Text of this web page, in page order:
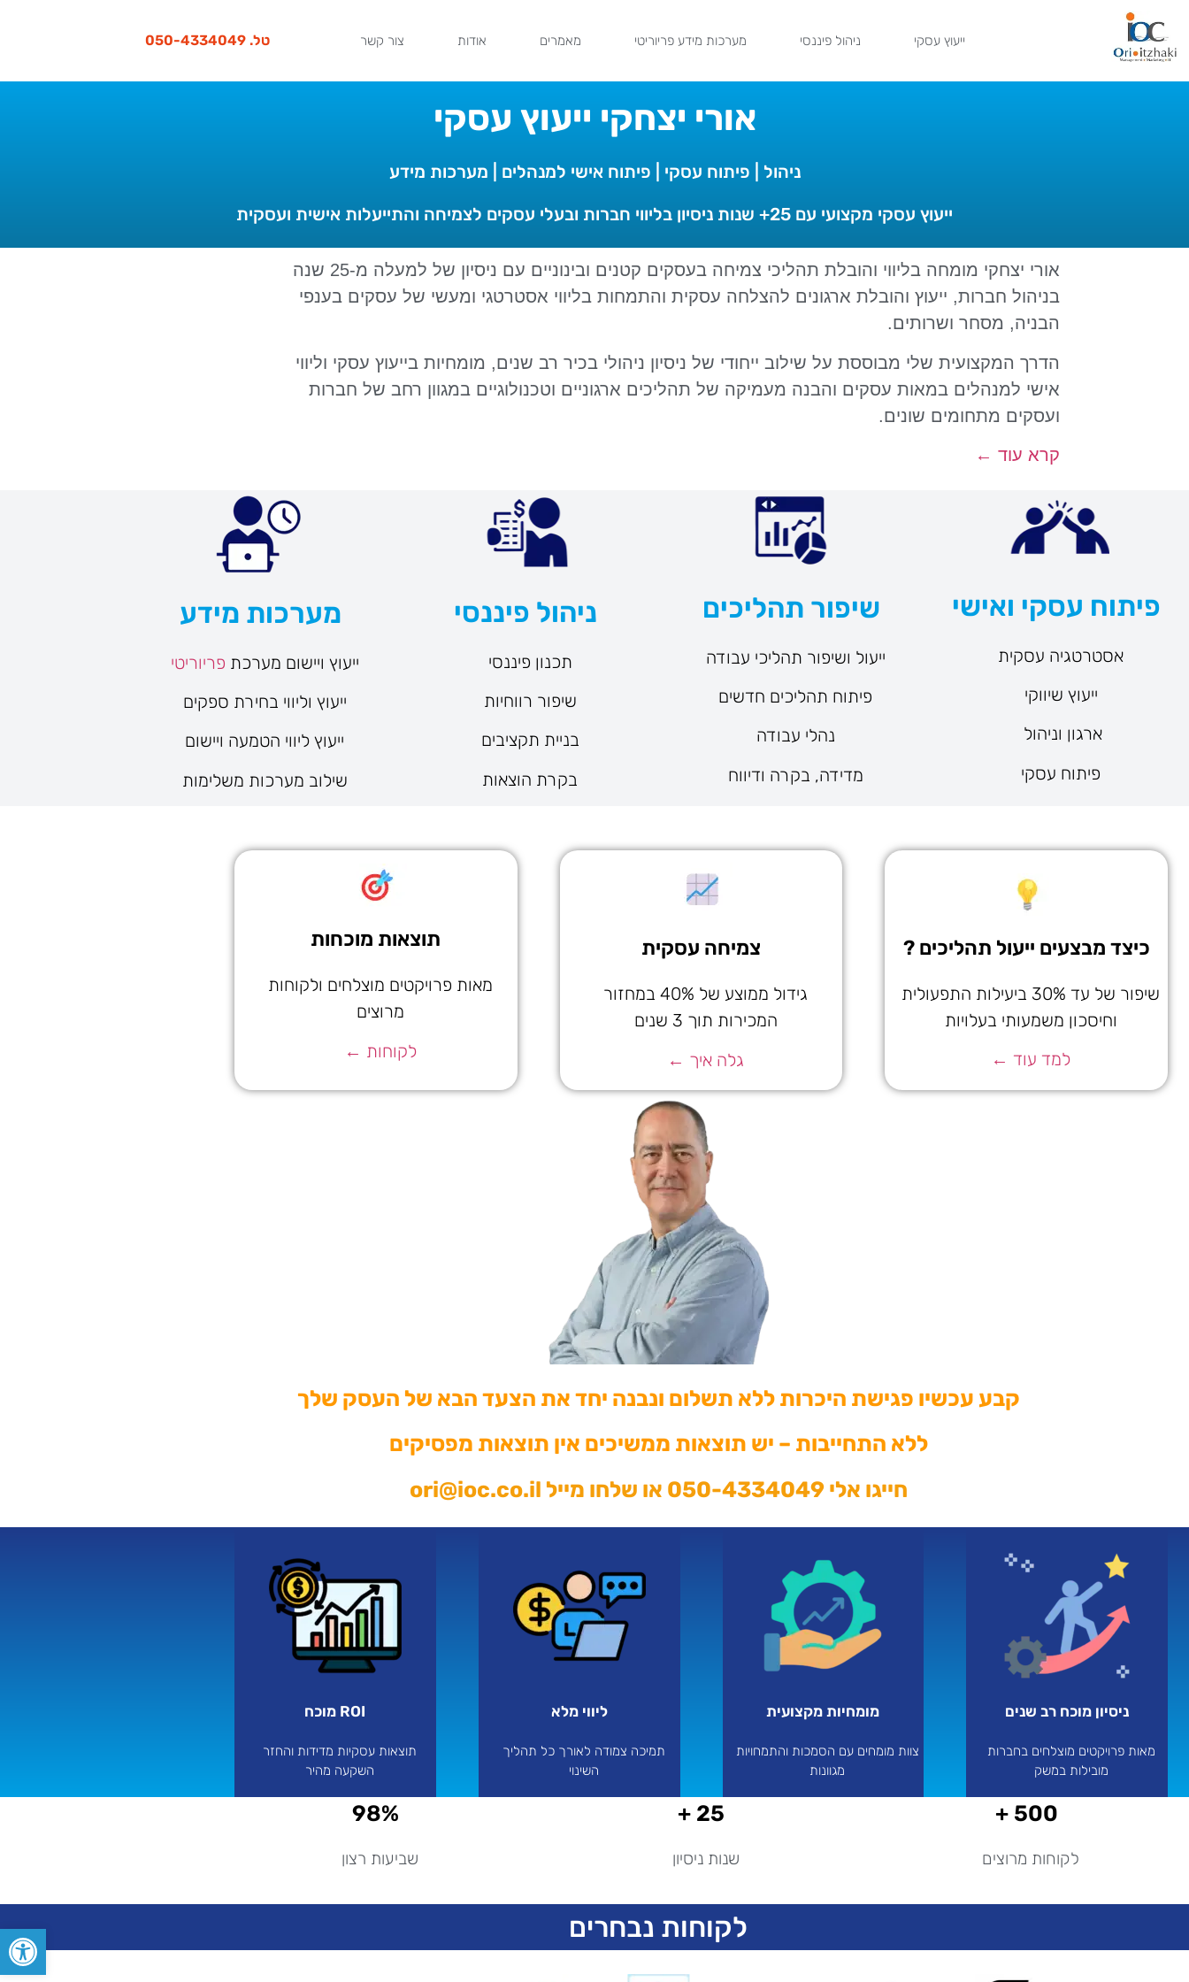
פתח
ייעוץ עסקי ניהול פיננסי מערכות מידע פריוריטי מאמרים אודות צור קשר טל. 050-4334049
אורי יצחקי ייעוץ עסקי
ניהול | פיתוח עסקי | פיתוח אישי למנהלים | מערכות מידע
ייעוץ עסקי מקצועי עם 25+ שנות ניסיון בליווי חברות ובעלי עסקים לצמיחה והתייעלות אישית ועסקית
אורי יצחקי מומחה בליווי והובלת תהליכי צמיחה בעסקים קטנים ובינוניים עם ניסיון של למעלה מ-25 שנה
בניהול חברות, ייעוץ והובלת ארגונים להצלחה עסקית והתמחות בליווי אסטרטגי ומעשי של עסקים בענפי
הבניה, מסחר ושרותים.
הדרך המקצועית שלי מבוססת על שילוב ייחודי של ניסיון ניהולי בכיר רב שנים, מומחיות בייעוץ עסקי וליווי
אישי למנהלים במאות עסקים והבנה מעמיקה של תהליכים ארגוניים וטכנולוגיים במגוון רחב של חברות
ועסקים מתחומים שונים.
קרא עוד ←
פיתוח עסקי ואישי
אסטרטגיה עסקית
ייעוץ שיווקי
ארגון וניהול
פיתוח עסקי
שיפור תהליכים
ייעול ושיפור תהליכי עבודה
פיתוח תהליכים חדשים
נהלי עבודה
מדידה, בקרה ודיווח
ניהול פיננסי
תכנון פיננסי
שיפור רווחיות
בניית תקציבים
בקרת הוצאות
מערכות מידע
ייעוץ ויישום מערכת פריוריטי
ייעוץ וליווי בחירת ספקים
ייעוץ ליווי הטמעה ויישום
שילוב מערכות משלימות
כיצד מבצעים ייעול תהליכים ?
שיפור של עד 30% ביעילות התפעולית
וחיסכון משמעותי בעלויות
למד עוד ←
צמיחה עסקית
גידול ממוצע של 40% במחזור
המכירות תוך 3 שנים
גלה איך ←
תוצאות מוכחות
מאות פרויקטים מוצלחים ולקוחות
מרוצים
לקוחות ←
קבע עכשיו פגישת היכרות ללא תשלום ונבנה יחד את הצעד הבא של העסק שלך
ללא התחייבות – יש תוצאות ממשיכים אין תוצאות מפסיקים
חייגו אלי 050-4334049 או שלחו מייל ori@ioc.co.il
ניסיון מוכח רב שנים
מאות פרויקטים מוצלחים בחברות
מובילות במשק
מומחיות מקצועית​
צוות מומחים עם הסמכות והתמחויות
מגוונות
ליווי מלא
תמיכה צמודה לאורך כל תהליך
השינוי
ROI מוכח
תוצאות עסקיות מדידות והחזר
השקעה מהיר
500 +​
לקוחות מרוצים
25 +
שנות ניסיון
98%
שביעות רצון
לקוחות נבחרים